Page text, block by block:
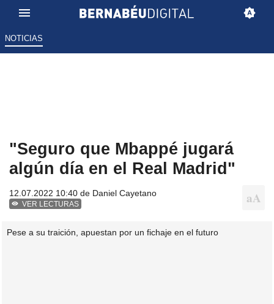
NOTICIAS
"Seguro que Mbappé jugará
algún día en el Real Madrid"
12.07.2022 10:40 de Daniel Cayetano
VER LECTURAS
Pese a su traición, apuestan por un fichaje en el futuro